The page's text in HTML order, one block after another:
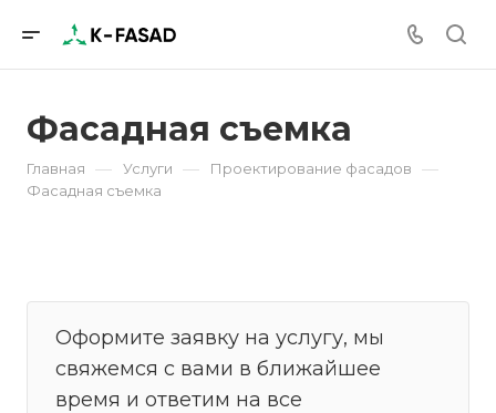
Фасадная съемка
Главная — Услуги — Проектирование фасадов —
Фасадная съемка
Оформите заявку на услугу, мы
свяжемся с вами в ближайшее
время и ответим на все